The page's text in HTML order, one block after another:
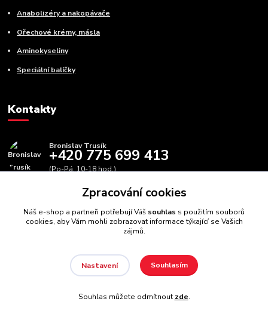
Anabolizéry a nakopávače
Ořechové krémy, másla
Aminokyseliny
Speciální balíčky
Kontakty
Bronislav Trusík
+420 775 699 413
(Po-Pá, 10-18 hod.)
info@bbfitness.cz
BBfintess.cz -Fitness doplňky a zdravá výživa//Webdesign
Vytvořeno na
Eshop-rychle.cz
Zpracování cookies
Náš e-shop a partneři potřebují Váš souhlas s použitím souborů
cookies, aby Vám mohli zobrazovat informace týkající se Vašich
zájmů.
Nastavení Souhlasím
Souhlas můžete odmítnout zde.